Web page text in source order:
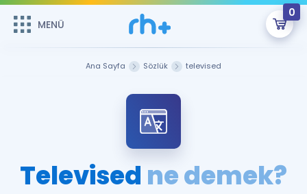
MENÜ
0
Sepetin Şu An Boş.
Remzi Hoca ile seni sınava hazırlayacak onlarca eğitim seni
bekliyor!
MENÜ
Ana Sayfa Sözlük televised
Televised ne demek?